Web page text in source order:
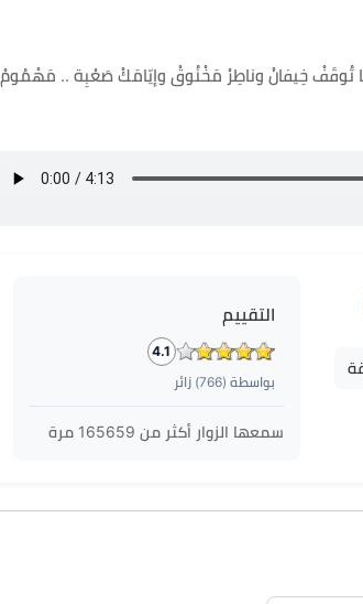
تُوقَفْ خِيفانْ وناطِرْ مَخْنُوقْ وإيّامَكْ صَعْبِة .. مَهْمُومْ
التقييم
4.1
بواسطة (766) زائر
سمعها الزوار أكثر من 165659 مرة